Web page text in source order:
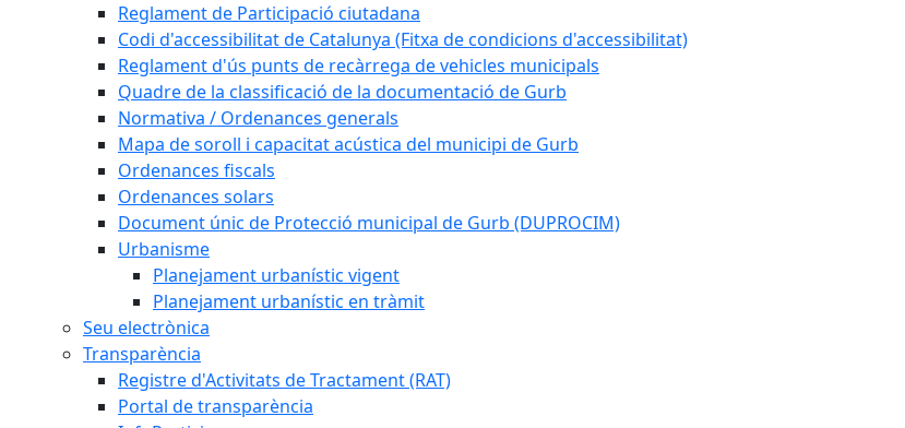
Reglament de Participació ciutadana
Codi d'accessibilitat de Catalunya (Fitxa de condicions d'accessibilitat)
Reglament d'ús punts de recàrrega de vehicles municipals
Quadre de la classificació de la documentació de Gurb
Normativa / Ordenances generals
Mapa de soroll i capacitat acústica del municipi de Gurb
Ordenances fiscals
Ordenances solars
Document únic de Protecció municipal de Gurb (DUPROCIM)
Urbanisme
Planejament urbanístic vigent
Planejament urbanístic en tràmit
Seu electrònica
Transparència
Registre d'Activitats de Tractament (RAT)
Portal de transparència